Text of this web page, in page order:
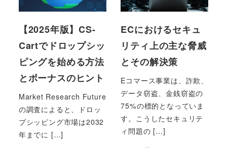
【2025年版】CS-
Cartでドロップシッ
ピングを始める方法
とボーナスのヒント
Market Research Future
の調査によると、ドロッ
プシッピング市場は2032
年までに […]
ECにおけるセキュ
リティ上の主な脅威
とその解決策
Eコマース事業は、詐欺、
データ窃盗、金銭窃盗の
75%の標的となっていま
す。こうしたセキュリテ
ィ問題の […]